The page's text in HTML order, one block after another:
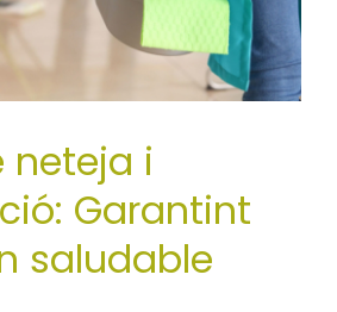
neteja i
Garantint
saludable